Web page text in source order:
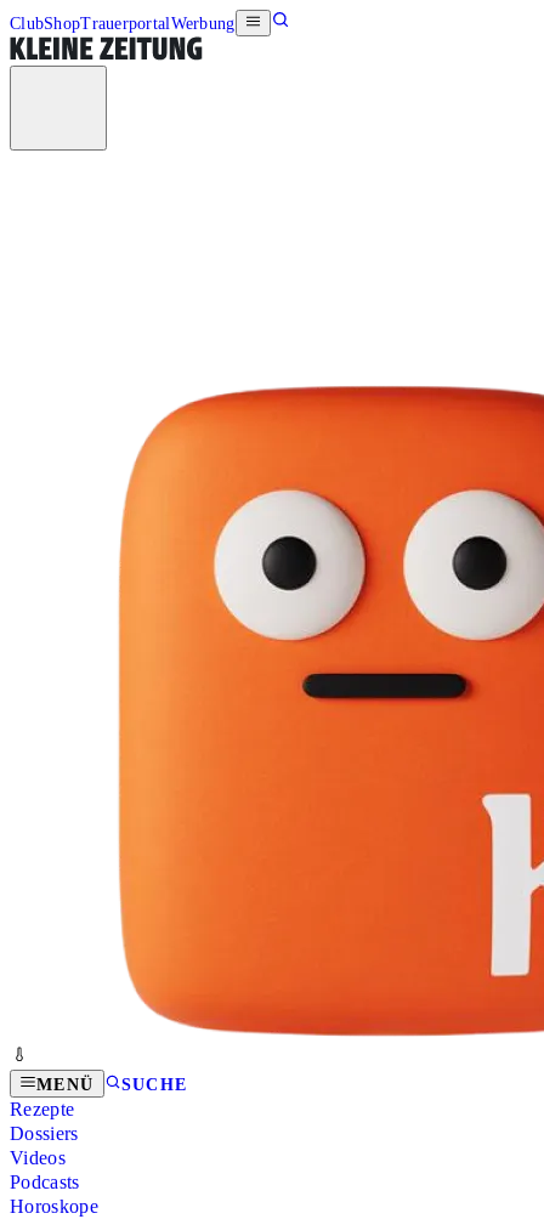
ClubShopTrauerportalWerbung
MENÜ SUCHE
Rezepte
Dossiers
Videos
Podcasts
Horoskope